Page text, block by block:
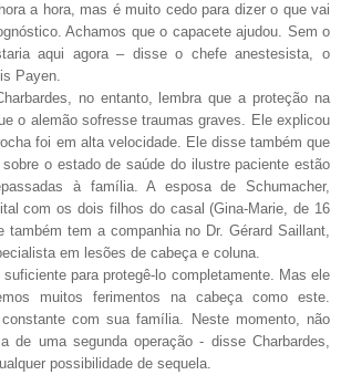
a hora, mas é muito cedo para dizer o que vai
Achamos que o capacete ajudou. Sem o
aqui agora – disse o chefe anestesista, o
Payen.
no entanto, lembra que a proteção na
o alemão sofresse traumas graves. Ele explicou
foi em alta velocidade. Ele disse também que
o estado de saúde do ilustre paciente estão
à família. A esposa de Schumacher,
com os dois filhos do casal (Gina-Marie, de 16
também tem a companhia no Dr. Gérard Saillant,
em lesões de cabeça e coluna.
para protegê-lo completamente. Mas ele
muitos ferimentos na cabeça como este.
com sua família. Neste momento, não
de uma segunda operação - disse Charbardes,
possibilidade de sequela.